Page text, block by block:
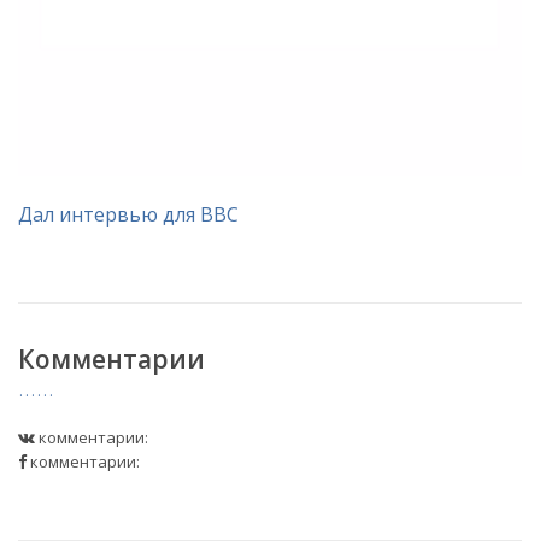
Дал интервью для BBC
Комментарии
комментарии:
комментарии: